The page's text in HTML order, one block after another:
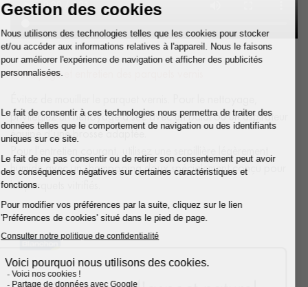
Nettoyage et entretien des parquets vernis
privilégiez un nettoyage à sec avec un balai ou un aspirateur
équipé d’une brosse adaptée.
humide avec un shampooing doux spécialement conçu pour
les parquets vitrifiés.